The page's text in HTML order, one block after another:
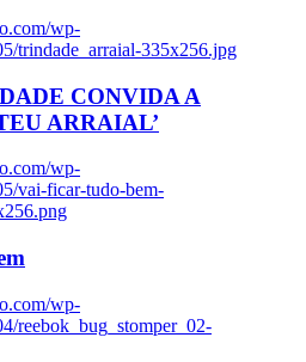
wp-
trindade_arraial-335x256.jpg
CONVIDA A
ARRAIAL’
wp-
vai-ficar-tudo-bem-
wp-
reebok_bug_stomper_02-